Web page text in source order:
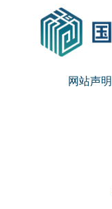
网站声明